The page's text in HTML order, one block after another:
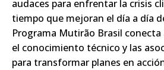
audaces para enfrentar la crisis
tiempo que mejoran el día a día
Programa Mutirão Brasil conecta
el conocimiento técnico y las
para transformar planes en